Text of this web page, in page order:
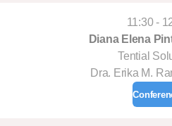
11:30 -
Diana Elena
Tential
Dra. Erika M.